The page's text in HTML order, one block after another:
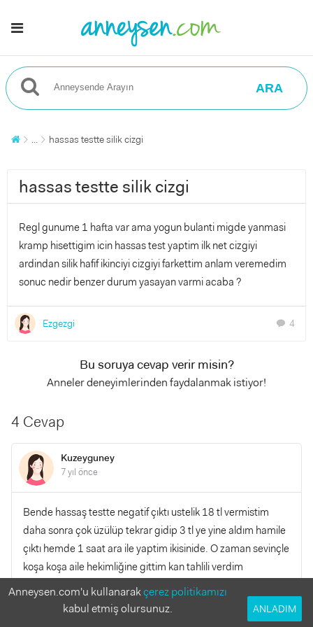
ARA
... hassas testte silik cizgi
hassas testte silik cizgi
Regl gunume 1 hafta var ama yogun bulanti migde yanmasi
kramp hisettigim icin hassas test yaptim ilk net cizgiyi
ardindan silik hafif ikinciyi cizgiyi farkettim anlam veremedim
sonuc nedir benzer durum yasayan varmi acaba ?
Ezgezgi chat 4
Bu soruya cevap verir misin?
Anneler deneyimlerinden faydalanmak istiyor!
4 Cevap
Kuzeyguney
7 yıl önce
Bende hassaş testte negatif çıktı ustelik 18 tl vermistim
daha sonra çok üzülüp tekrar gidip 3 tl ye yine aldım hamile
çıktı hemde 1 saat ara ile yaptim ikisinide. O zaman sevinçle
koşa koşa aile hekimliğine gittim kan tahlili verdim
hamileydim hemde olması gereken değer çok yüksekti yani
en az 8 haftalık falan olabilir dedi doktor. Dediği gibi üstüne
adet olmuşum. 8 haftalık iken öğrendim. Demek istediğim o
Anneysen.com'u kullanarakçerez politikamızı
kabul etmiş olursunuz.
ANLADIM